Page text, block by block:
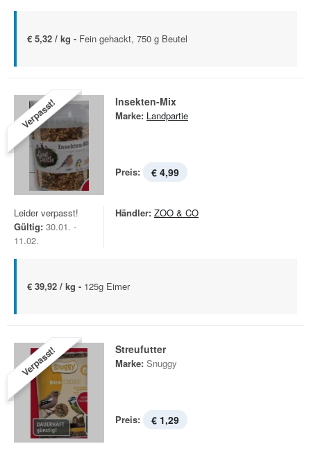
€ 5,32 / kg - Fein gehackt, 750 g Beutel
Verpasst! Insekten-Mix
Marke: Landpartie
Preis: € 4,99
Leider verpasst!
Gültig: 30.01. -
11.02.
Händler: ZOO & CO
€ 39,92 / kg - 125g Eimer
Verpasst! Streufutter
Marke: Snuggy
Preis: € 1,29